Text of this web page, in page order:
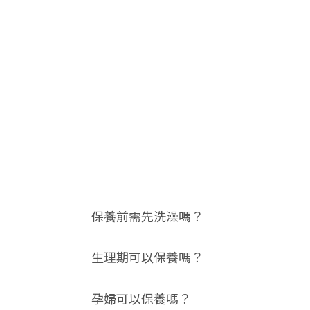
保養前需先洗澡嗎？
生理期可以保養嗎？
孕婦可以保養嗎？